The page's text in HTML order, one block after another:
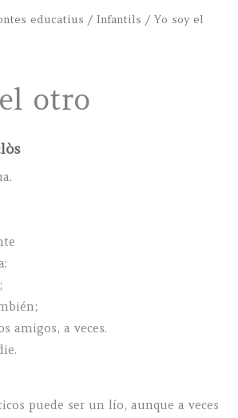
educatius / Infantils / Yo soy el
otro
amigos, a veces.
puede ser un lío, aunque a veces